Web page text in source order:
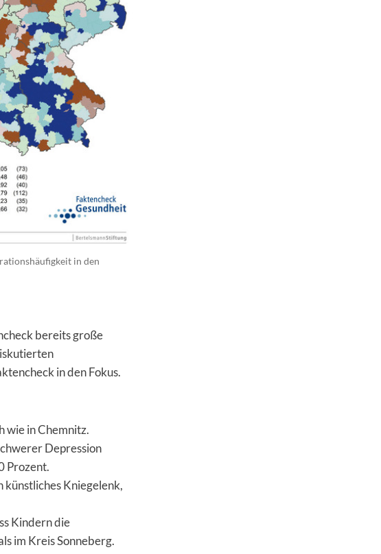
in den
bereits große
in den Fokus.
wie in Chemnitz.
Depression
Prozent.
Kniegelenk,
Kindern die
im Kreis Sonneberg.